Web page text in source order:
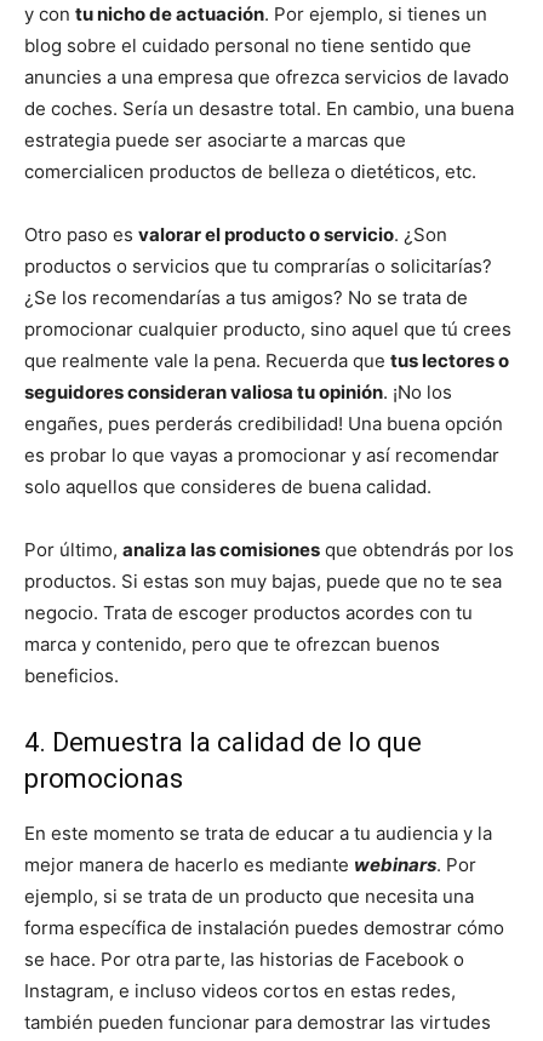
y con tu nicho de actuación. Por ejemplo, si tienes un
blog sobre el cuidado personal no tiene sentido que
anuncies a una empresa que ofrezca servicios de lavado
de coches. Sería un desastre total. En cambio, una buena
estrategia puede ser asociarte a marcas que
comercialicen productos de belleza o dietéticos, etc.
Otro paso es valorar el producto o servicio. ¿Son
productos o servicios que tu comprarías o solicitarías?
¿Se los recomendarías a tus amigos? No se trata de
promocionar cualquier producto, sino aquel que tú crees
que realmente vale la pena. Recuerda que tus lectores o
seguidores consideran valiosa tu opinión. ¡No los
engañes, pues perderás credibilidad! Una buena opción
es probar lo que vayas a promocionar y así recomendar
solo aquellos que consideres de buena calidad.
Por último, analiza las comisiones que obtendrás por los
productos. Si estas son muy bajas, puede que no te sea
negocio. Trata de escoger productos acordes con tu
marca y contenido, pero que te ofrezcan buenos
beneficios.
4. Demuestra la calidad de lo que
promocionas
En este momento se trata de educar a tu audiencia y la
mejor manera de hacerlo es mediante webinars. Por
ejemplo, si se trata de un producto que necesita una
forma específica de instalación puedes demostrar cómo
se hace. Por otra parte, las historias de Facebook o
Instagram, e incluso videos cortos en estas redes,
también pueden funcionar para demostrar las virtudes